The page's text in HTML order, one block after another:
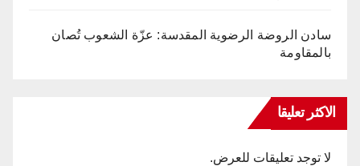
سادن الروضة الرضوية المقدسة: عزّة الشعوب تُصان
بالمقاومة
الاكثر تعليقا
لا توجد تعليقات للعرض.